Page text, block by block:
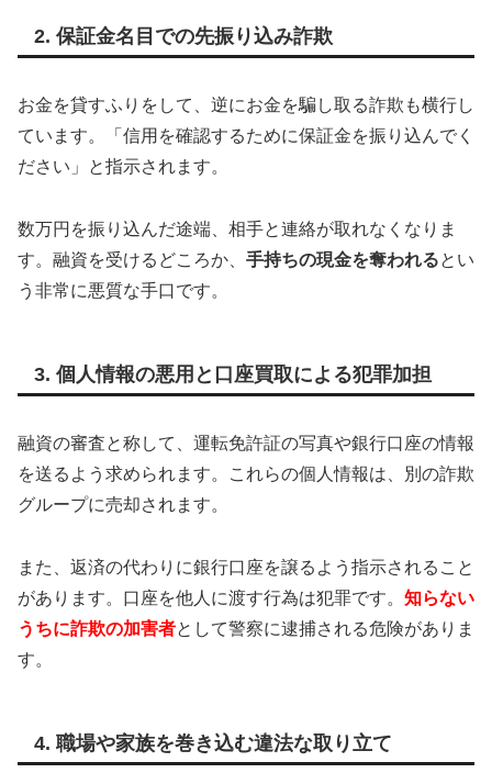
2. 保証金名目での先振り込み詐欺
お金を貸すふりをして、逆にお金を騙し取る詐欺も横行し
ています。「信用を確認するために保証金を振り込んでく
ださい」と指示されます。
数万円を振り込んだ途端、相手と連絡が取れなくなりま
す。融資を受けるどころか、 手持ちの現金を奪われるとい
う非常に悪質な手口です。
3. 個人情報の悪用と口座買取による犯罪加担
融資の審査と称して、運転免許証の写真や銀行口座の情報
を送るよう求められます。これらの個人情報は、別の詐欺
グループに売却されます。
また、返済の代わりに銀行口座を譲るよう指示されること
があります。口座を他人に渡す行為は犯罪です。 知らない
うちに詐欺の加害者として警察に逮捕される危険がありま
す。
4. 職場や家族を巻き込む違法な取り立て